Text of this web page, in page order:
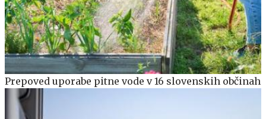
Prepoved uporabe pitne vode v 16 slovenskih občinah